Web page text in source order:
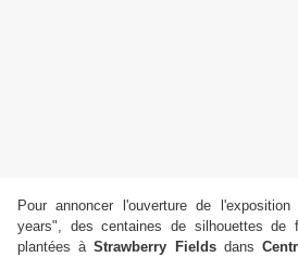
Pour annoncer l'ouverture de l'exposition
years", des centaines de silhouettes de
plantées àStrawberry Fieldsdans